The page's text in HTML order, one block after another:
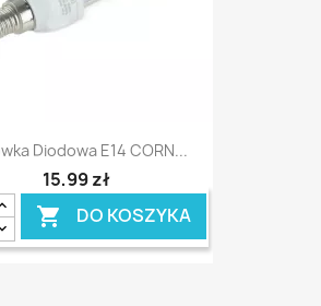
Diodowa E14 CORN...
15,99 zł
 DO KOSZYKA